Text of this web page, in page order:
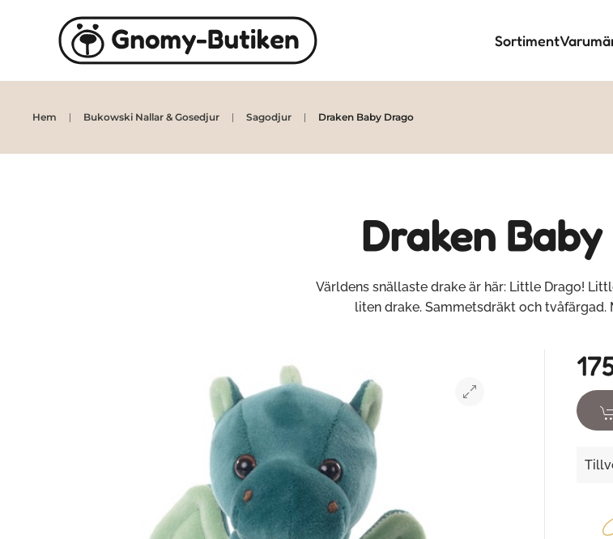
Skip to main content Sortiment
Hem Bukowski Nallar & Gosedjur Sagodjur Draken Baby Drago
Draken
Världens snällaste drake är här: Little Drago!
liten drake. Sammetsdräkt och tvåfärgad.